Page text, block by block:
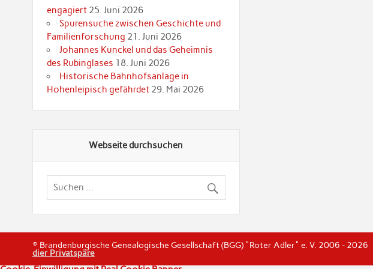
engagiert 25. Juni 2026
Spurensuche zwischen Geschichte und
Familienforschung 21. Juni 2026
Johannes Kunckel und das Geheimnis
des Rubinglases 18. Juni 2026
Historische Bahnhofsanlage in
Hohenleipisch gefährdet 29. Mai 2026
Webseite durchsuchen
© Brandenburgische Genealogische Gesellschaft (BGG) "Roter Adler" e. V. 2006 - 2026
dier Privatspäre